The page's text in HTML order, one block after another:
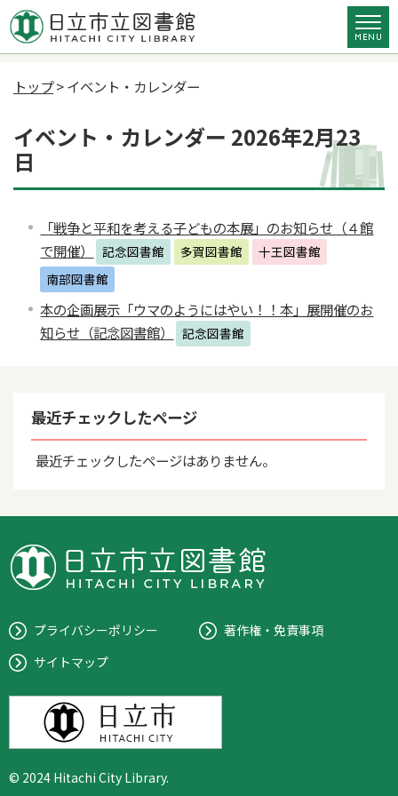
トップ> イベント・カレンダー
イベント・カレンダー 2026年2月23
日
「戦争と平和を考える子どもの本展」のお知らせ（４館
で開催）
記念図書館 多賀図書館
十王図書館
南部図書館
本の企画展示「ウマのようにはやい！！本」展開催のお
知らせ（記念図書館）
記念図書館
最近チェックしたページ
最近チェックしたページはありません。
プライバシーポリシー
著作権・免責事項
サイトマップ
© 2024 Hitachi City Library.